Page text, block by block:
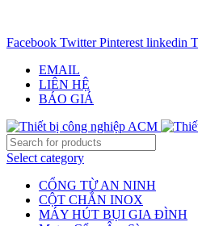
Facebook Twitter Pinterest linkedin
EMAIL
LIÊN HỆ
BÁO GIÁ
Select category
CỔNG TỪ AN NINH
CỘT CHẮN INOX
MÁY HÚT BỤI GIA ĐÌNH